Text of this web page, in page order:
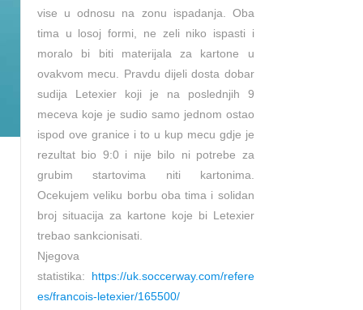
vise u odnosu na zonu ispadanja. Oba
tima u losoj formi, ne zeli niko ispasti i
moralo bi biti materijala za kartone u
ovakvom mecu. Pravdu dijeli dosta dobar
sudija Letexier koji je na poslednjih 9
meceva koje je sudio samo jednom ostao
ispod ove granice i to u kup mecu gdje je
rezultat bio 9:0 i nije bilo ni potrebe za
grubim startovima niti kartonima.
Ocekujem veliku borbu oba tima i solidan
broj situacija za kartone koje bi Letexier
trebao sankcionisati.
Njegova
statistika: https://uk.soccerway.com/refere
es/francois-letexier/165500/